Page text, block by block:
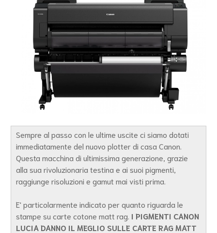
Sempre al passo con le ultime uscite ci siamo dotati
immediatamente del nuovo plotter di casa Canon.
Questa macchina di ultimissima generazione, grazie
alla sua rivoluzionaria testina e ai suoi pigmenti,
raggiunge risoluzioni e gamut mai visti prima.
E' particolarmente indicato per quanto riguarda le
stampe su carte cotone matt rag. I PIGMENTI CANON
LUCIA DANNO IL MEGLIO SULLE CARTE RAG MATT